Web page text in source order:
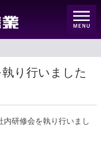
り行いました
研修会を執り行いまし